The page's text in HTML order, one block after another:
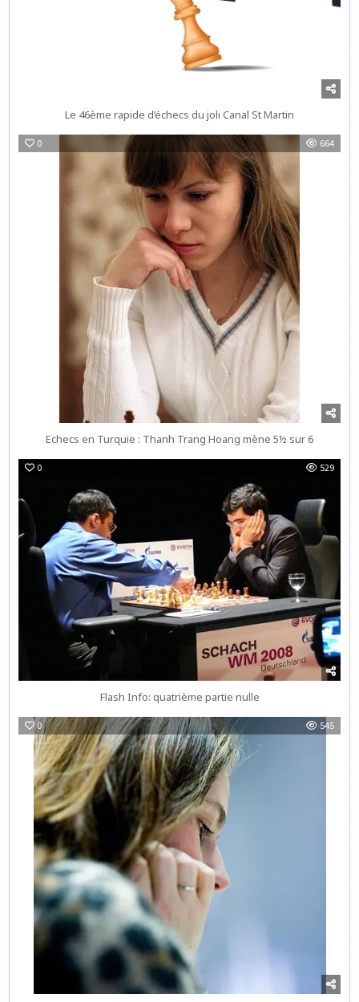
Le 46ème rapide d’échecs du joli Canal St Martin
0 664
Echecs en Turquie : Thanh Trang Hoang mène 5½ sur 6
0 529
Flash Info: quatrième partie nulle
0 545